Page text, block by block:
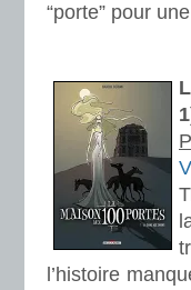
“porte” pour
l’histoire